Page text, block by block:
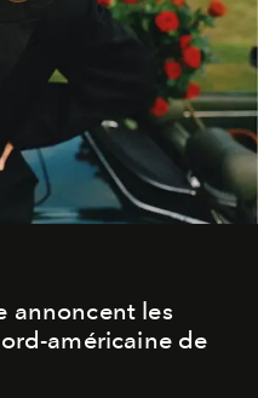
annoncent les
américaine de